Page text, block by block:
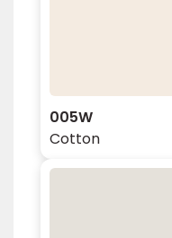
005W
Cotton